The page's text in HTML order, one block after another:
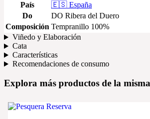
País
🇪🇸 España
Do
DO Ribera del Duero
Composición Tempranillo 100%
Viñedo y Elaboración
Cata
Características
Recomendaciones de consumo
Explora más productos de la